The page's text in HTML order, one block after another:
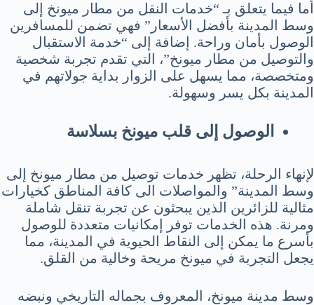
أما فيما يتعلق بـ “خدمات النقل من مطار ميونخ إلى
وسط المدينة بأفضل الأسعار” فهي تضمن للمسافرين
الوصول بأمان وراحة. إضافة إلى “خدمة الاستقبال
والتوصيل من مطار ميونخ”، التي تقدم تجربة شخصية
ومتخصصة، مما يسهل على الزوار بداية جولاتهم في
المدينة بكل يسر وسهولة.
الوصول إلى قلب ميونخ بسلاسة
لإنهاء الرحلة، تظهر خدمات توصيل من مطار ميونخ إلى
وسط المدينة” والمواصلات الى كافة المناطق كخيارات
مثالية للزائرين الذين يبحثون عن تجربة تنقل شاملة
ومرنة. هذه الخدمات توفر إمكانيات متعددة للوصول
بأسرع ما يمكن إلى النقاط الحيوية في المدينة، مما
يجعل التجربة في ميونخ مريحة وخالية من القلق.
وسط مدينة ميونخ، المعروف بجماله التاريخي ونبضه